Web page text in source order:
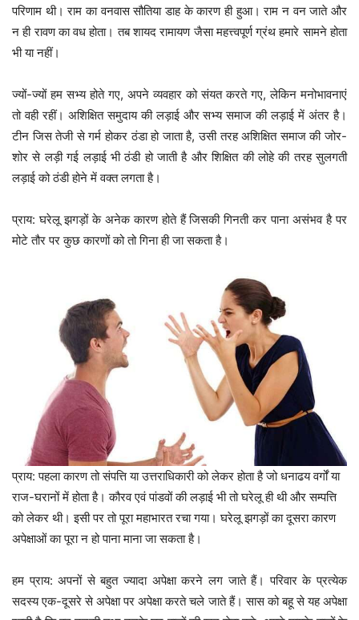
परिणाम थी। राम का वनवास सौतिया डाह के कारण ही हुआ। राम न वन जाते और
न ही रावण का वध होता। तब शायद रामायण जैसा महत्त्वपूर्ण ग्रंथ हमारे सामने होता
भी या नहीं।
ज्यों-ज्यों हम सभ्य होते गए, अपने व्यवहार को संयत करते गए, लेकिन मनोभावनाएं
तो वही रहीं। अशिक्षित समुदाय की लड़ाई और सभ्य समाज की लड़ाई में अंतर है।
टीन जिस तेजी से गर्म होकर ठंडा हो जाता है, उसी तरह अशिक्षित समाज की जोर-
शोर से लड़ी गई लड़ाई भी ठंडी हो जाती है और शिक्षित की लोहे की तरह सुलगती
लड़ाई को ठंडी होने में वक्त लगता है।
प्राय: घरेलू झगड़ों के अनेक कारण होते हैं जिसकी गिनती कर पाना असंभव है पर
मोटे तौर पर कुछ कारणों को तो गिना ही जा सकता है।
प्राय: पहला कारण तो संपत्ति या उत्तराधिकारी को लेकर होता है जो धनाढय वर्गों या
राज-घरानों में होता है। कौरव एवं पांडवों की लड़ाई भी तो घरेलू ही थी और सम्पत्ति
को लेकर थी। इसी पर तो पूरा महाभारत रचा गया। घरेलू झगड़ों का दूसरा कारण
अपेक्षाओं का पूरा न हो पाना माना जा सकता है।
हम प्राय: अपनों से बहुत ज्यादा अपेक्षा करने लग जाते हैं। परिवार के प्रत्येक
सदस्य एक-दूसरे से अपेक्षा पर अपेक्षा करते चले जाते हैं। सास को बहू से यह अपेक्षा